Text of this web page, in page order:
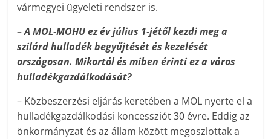
vármegyei ügyeleti rendszer is.
– A MOL-MOHU ez év július 1-jétől kezdi meg a
szilárd hulladék begyűjtését és kezelését
országosan. Mikortól és miben érinti ez a város
hulladékgazdálkodását?
– Közbeszerzési eljárás keretében a MOL nyerte el a
hulladékgazdálkodási koncessziót 30 évre. Eddig az
önkormányzat és az állam között megoszlottak a